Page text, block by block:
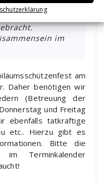
danach werden
und
im
am
Daher benötigen wir
(Betreuung der
und Freitag
ebenfalls tatkräftige
etc.. Hierzu gibt es
Bitte die
Terminkalender